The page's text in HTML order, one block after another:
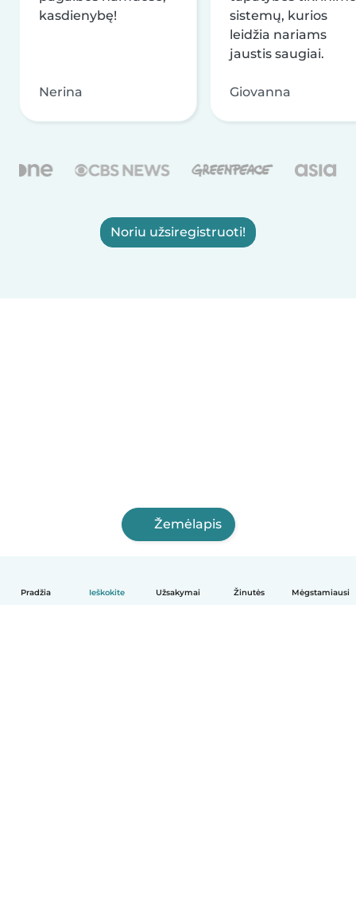
Pradžia Ieškokite Užsakymai Žinutės Mėgstamiausi
kasdienybę!
Nerina
sistemų, kurios
leidžia nariams
jaustis saugiai.
Giovanna
Noriu užsiregistruoti!
Žemėlapis